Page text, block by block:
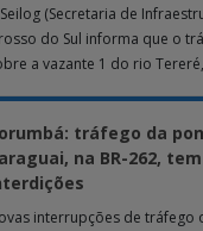
(Secretaria de
do Sul informa que o
a vazante 1 do rio
tráfego da
na BR-262,
interrupções de